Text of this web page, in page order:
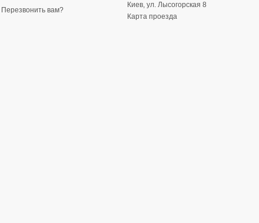
Перезвонить вам?
Киев, ул. Лысогорская 8
Карта проезда